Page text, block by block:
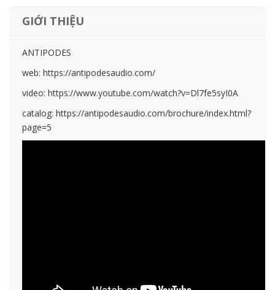
GIỚI THIỆU
ANTIPODES
web: https://antipodesaudio.com/
video: https://www.youtube.com/watch?v=Dl7fe5syI0A
catalog: https://antipodesaudio.com/brochure/index.html?
page=5